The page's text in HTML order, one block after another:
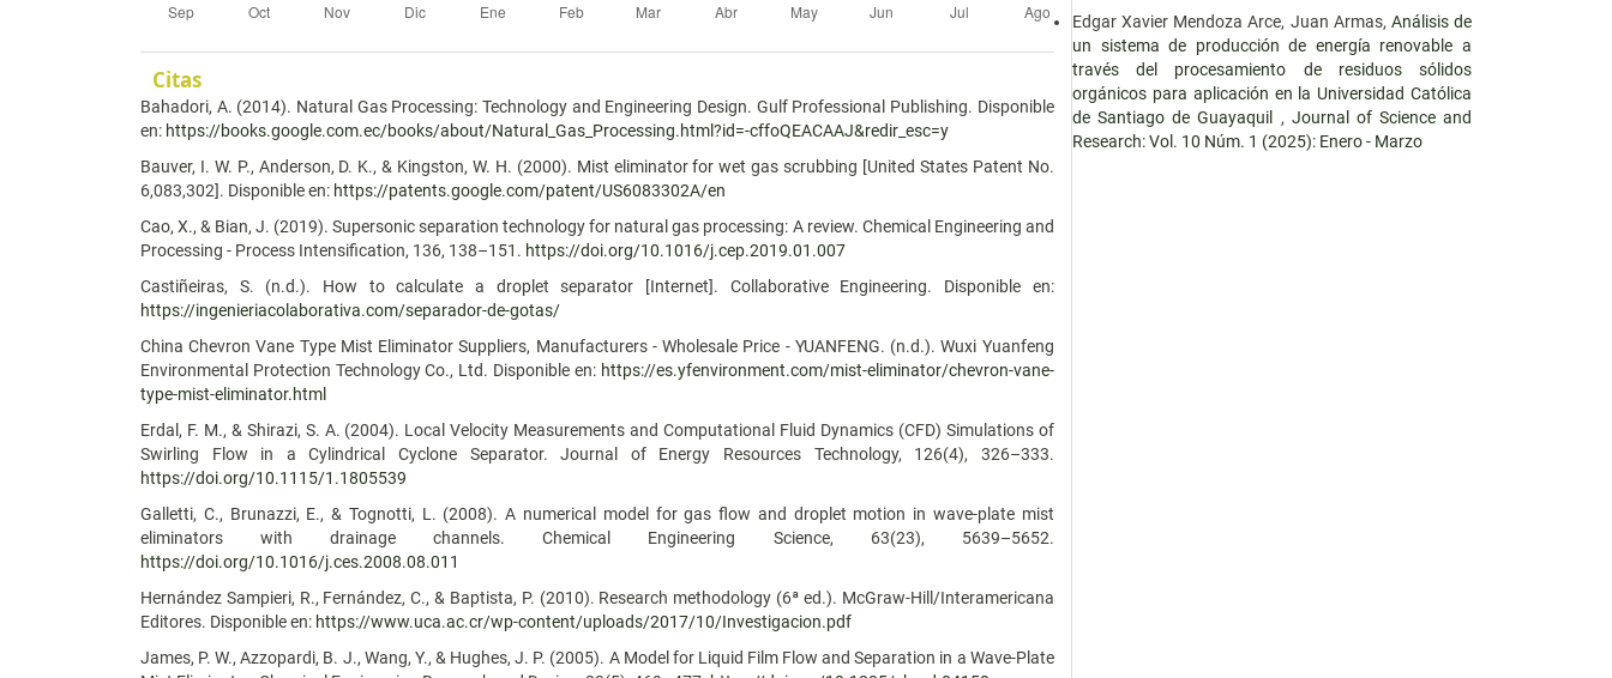
Citas
Bahadori, A. (2014). Natural Gas Processing: Technology and Engineering Design. Gulf Professional Publishing. Disponible
en: https://books.google.com.ec/books/about/Natural_Gas_Processing.html?id=-cffoQEACAAJ&redir_esc=y
Bauver, I. W. P., Anderson, D. K., & Kingston, W. H. (2000). Mist eliminator for wet gas scrubbing [United States Patent No.
6,083,302]. Disponible en: https://patents.google.com/patent/US6083302A/en
Cao, X., & Bian, J. (2019). Supersonic separation technology for natural gas processing: A review. Chemical Engineering and
Processing - Process Intensification, 136, 138–151. https://doi.org/10.1016/j.cep.2019.01.007
Castiñeiras, S. (n.d.). How to calculate a droplet separator [Internet]. Collaborative Engineering. Disponible en:
https://ingenieriacolaborativa.com/separador-de-gotas/
China Chevron Vane Type Mist Eliminator Suppliers, Manufacturers - Wholesale Price - YUANFENG. (n.d.). Wuxi Yuanfeng
Environmental Protection Technology Co., Ltd. Disponible en: https://es.yfenvironment.com/mist-eliminator/chevron-vane-
type-mist-eliminator.html
Erdal, F. M., & Shirazi, S. A. (2004). Local Velocity Measurements and Computational Fluid Dynamics (CFD) Simulations of
Swirling Flow in a Cylindrical Cyclone Separator. Journal of Energy Resources Technology, 126(4), 326–333.
https://doi.org/10.1115/1.1805539
Galletti, C., Brunazzi, E., & Tognotti, L. (2008). A numerical model for gas flow and droplet motion in wave-plate mist
eliminators with drainage channels. Chemical Engineering Science, 63(23), 5639–5652.
https://doi.org/10.1016/j.ces.2008.08.011
Hernández Sampieri, R., Fernández, C., & Baptista, P. (2010). Research methodology (6ª ed.). McGraw-Hill/Interamericana
Editores. Disponible en: https://www.uca.ac.cr/wp-content/uploads/2017/10/Investigacion.pdf
James, P. W., Azzopardi, B. J., Wang, Y., & Hughes, J. P. (2005). A Model for Liquid Film Flow and Separation in a Wave-Plate
Edgar Xavier Mendoza Arce, Juan Armas, Análisis de
un sistema de producción de energía renovable a
través del procesamiento de residuos sólidos
orgánicos para aplicación en la Universidad Católica
de Santiago de Guayaquil , Journal of Science and
Research: Vol. 10 Núm. 1 (2025): Enero - Marzo